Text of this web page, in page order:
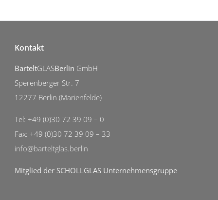
Kontakt
BarteltGLASBerlin GmbH
Sperenberger Str. 7
12277 Berlin (Marienfelde)
Tel: +49 (0)30 72 39 09 – 0
Fax: +49 (0)30 72 39 09 – 33
info@barteltglas.berlin
Mitglied der SCHOLLGLAS Unternehmensgruppe